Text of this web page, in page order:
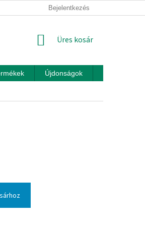
ÜZLETI FELTÉTELEK (ÁSZF)
Bejelentkezés
KOSÁR
Üres kosár
Újdonságok